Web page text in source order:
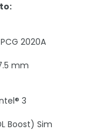
2020A
mm
3
Boost) Sim